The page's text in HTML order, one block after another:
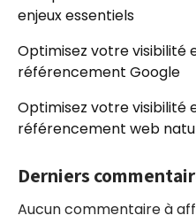
enjeux essentiels
Optimisez votre visibilité
référencement Google
Optimisez votre visibilité
référencement web
Derniers
Aucun commentaire à